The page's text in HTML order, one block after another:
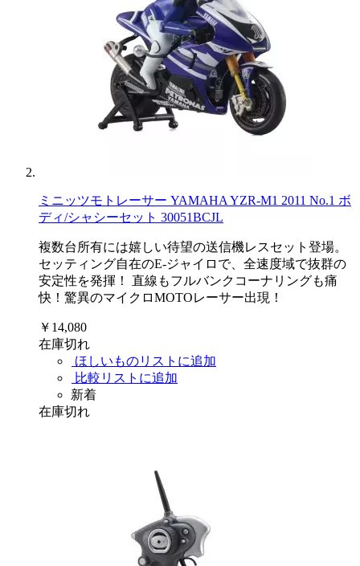
ミニッツモトレーサー YAMAHA YZR-M1 2011 No.1 ボ
ディ/シャシーセット 30051BCJL
複数台所有には嬉しい待望の送信機レスセット登場。
セッティング自在のE-ジャイロで、全速度域で抜群の
安定性を発揮！ 直線もフルバンクコーナリングも痛
快！驚異のマイクロMOTOレーサー出現！
￥14,080
在庫切れ
ほしいものリストに追加
比較リストに追加
新着
在庫切れ